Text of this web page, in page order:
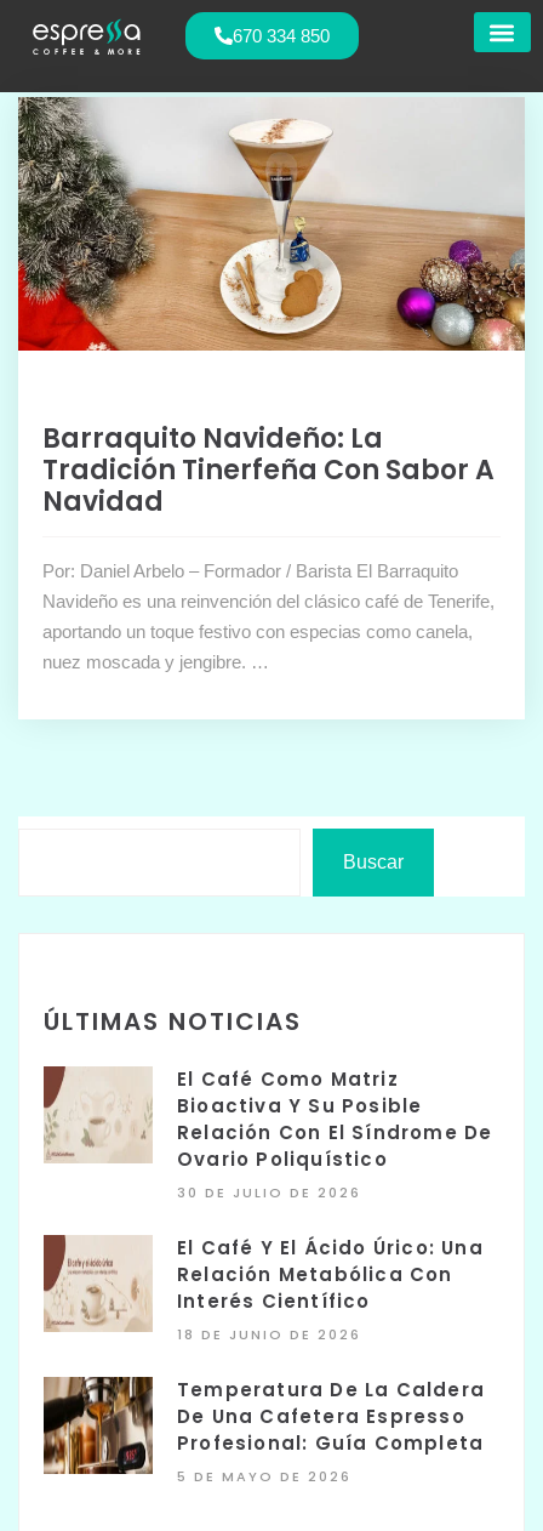
670 334 850
Barraquito Navideño: La
Tradición Tinerfeña Con Sabor A
Navidad
Por: Daniel Arbelo – Formador / Barista El Barraquito
Navideño es una reinvención del clásico café de Tenerife,
aportando un toque festivo con especias como canela,
nuez moscada y jengibre. …
Buscar
ÚLTIMAS NOTICIAS
El Café Como Matriz
Bioactiva Y Su Posible
Relación Con El Síndrome De
Ovario Poliquístico
30 DE JULIO DE 2026
El Café Y El Ácido Úrico: Una
Relación Metabólica Con
Interés Científico
18 DE JUNIO DE 2026
Temperatura De La Caldera
De Una Cafetera Espresso
Profesional: Guía Completa
5 DE MAYO DE 2026